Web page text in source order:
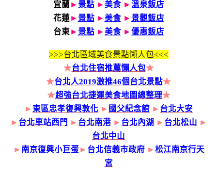
宜蘭 ► 景點 ► 美食► 溫泉飯店
花蓮► 景點 ► 美食► 景觀飯店
台東► 景點 ► 美食► 優惠飯店
>>>台北區域美食景點懶人包<<<
★台北住宿推薦懶人包★
★台北人2019激推46個台北景點★
★超強台北捷運美食地圖總整理★
► 東區忠孝復興敦化 ► 國父紀念館 ► 台北大安
► 台北車站西門 ► 台北南港 ► 台北內湖 ► 台北松山 ►
台北中山
► 南京復興小巨蛋► 台北信義市政府► 松江南京行天
宮